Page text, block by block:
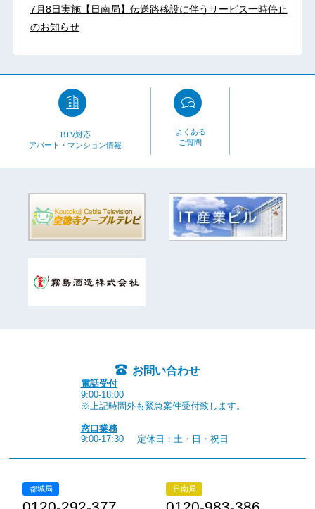
7月8日実施【日南局】伝送路移設に伴うサービス一時停止
のお知らせ
BTV対応
アパート・マンション情報
よくある
ご質問
お問い合わせ
電話受付
9:00-18:00
※上記時間外も緊急案件受付致します。
窓口業務
9:00-17:30
定休日：土・日・祝日
都城局 日南局